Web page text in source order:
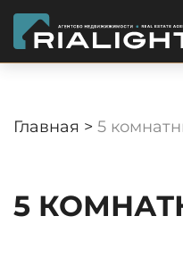
Главная > 5
5